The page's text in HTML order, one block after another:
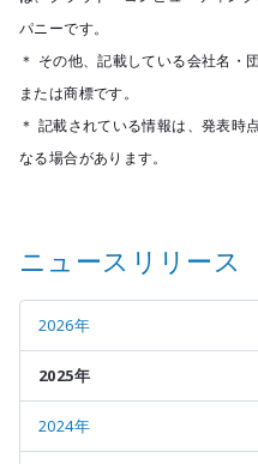
パニーです。
＊ その他、記載している会社名・
または商標です。
＊ 記載されている情報は、発表時
なる場合があります。
ニュースリリース
2026年
2025年
2024年